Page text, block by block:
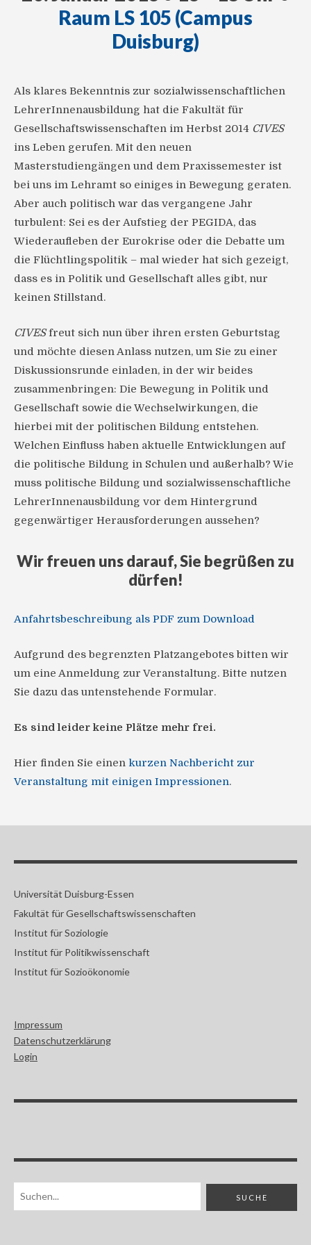
Raum LS 105 (Campus
Duisburg)
Als klares Bekenntnis zur sozialwissenschaftlichen
LehrerInnenausbildung hat die Fakultät für
Gesellschaftswissenschaften im Herbst 2014 CIVES
ins Leben gerufen. Mit den neuen
Masterstudiengängen und dem Praxissemester ist
bei uns im Lehramt so einiges in Bewegung geraten.
Aber auch politisch war das vergangene Jahr
turbulent: Sei es der Aufstieg der PEGIDA, das
Wiederaufleben der Eurokrise oder die Debatte um
die Flüchtlingspolitik – mal wieder hat sich gezeigt,
dass es in Politik und Gesellschaft alles gibt, nur
keinen Stillstand.
CIVESfreut sich nun über ihren ersten Geburtstag
und möchte diesen Anlass nutzen, um Sie zu einer
Diskussionsrunde einladen, in der wir beides
zusammenbringen: Die Bewegung in Politik und
Gesellschaft sowie die Wechselwirkungen, die
hierbei mit der politischen Bildung entstehen.
Welchen Einfluss haben aktuelle Entwicklungen auf
die politische Bildung in Schulen und außerhalb? Wie
muss politische Bildung und sozialwissenschaftliche
LehrerInnenausbildung vor dem Hintergrund
gegenwärtiger Herausforderungen aussehen?
Wir freuen uns darauf, Sie begrüßen zu
dürfen!
Anfahrtsbeschreibung als PDF zum Download
Aufgrund des begrenzten Platzangebotes bitten wir
um eine Anmeldung zur Veranstaltung. Bitte nutzen
Sie dazu das untenstehende Formular.
Es sind leider keine Plätze mehr frei.
Hier finden Sie einen kurzen Nachbericht zur
Veranstaltung mit einigen Impressionen.
Universität Duisburg-Essen
Fakultät für Gesellschaftswissenschaften
Institut für Soziologie
Institut für Politikwissenschaft
Institut für Sozioökonomie
Impressum
Datenschutzerklärung
Login